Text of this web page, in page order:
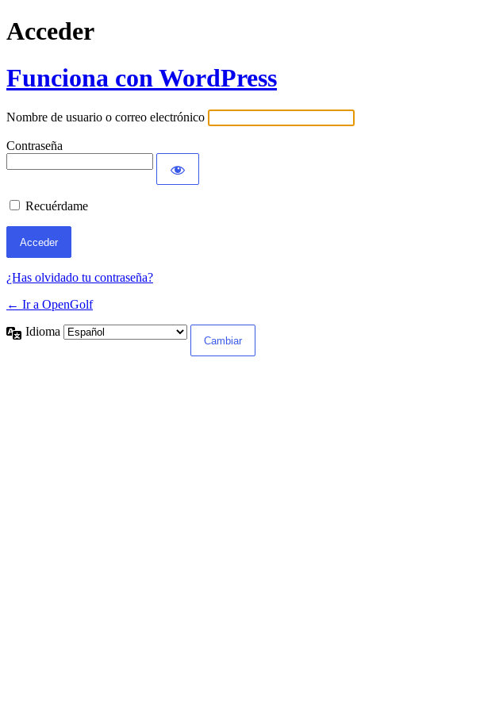
Acceder
Funciona con WordPress
Nombre de usuario o correo electrónico
Contraseña
Recuérdame
¿Has olvidado tu contraseña?
← Ir a OpenGolf
Idioma